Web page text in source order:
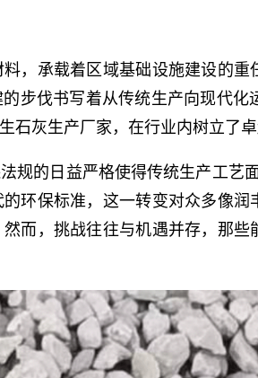
，承载着区域基础设施建设的
步伐书写着从传统生产向现代
灰生产厂家，在行业内树立了卓
规的日益严格使得传统生产工艺
环保标准，这一转变对众多像
而，挑战往往与机遇并存，那